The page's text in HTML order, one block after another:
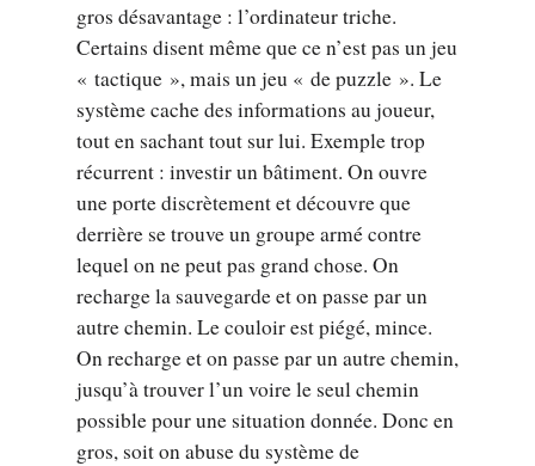
gros désavantage : l’ordinateur triche.
Certains disent même que ce n’est pas un jeu
« tactique », mais un jeu « de puzzle ». Le
système cache des informations au joueur,
tout en sachant tout sur lui. Exemple trop
récurrent : investir un bâtiment. On ouvre
une porte discrètement et découvre que
derrière se trouve un groupe armé contre
lequel on ne peut pas grand chose. On
recharge la sauvegarde et on passe par un
autre chemin. Le couloir est piégé, mince.
On recharge et on passe par un autre chemin,
jusqu’à trouver l’un voire le seul chemin
possible pour une situation donnée. Donc en
gros, soit on abuse du système de